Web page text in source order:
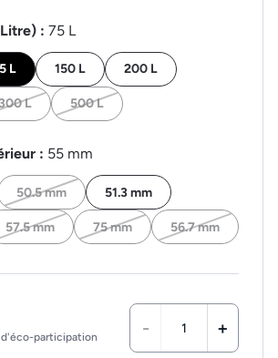
: 75 L
L 150 L 200 L
L 500 L
: 55 mm
50.5 mm 51.3 mm
57.5 mm 75 mm 56.7 mm
d'éco-participation - +